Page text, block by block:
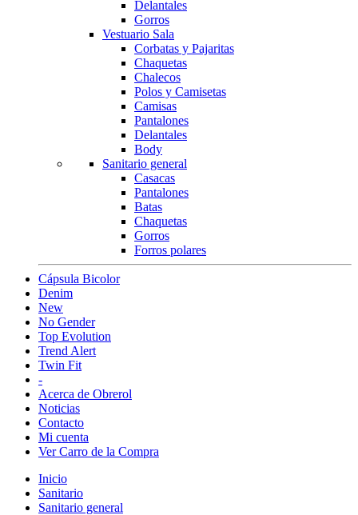
Delantales
Gorros
Vestuario Sala
Corbatas y Pajaritas
Chaquetas
Chalecos
Polos y Camisetas
Camisas
Pantalones
Delantales
Body
Sanitario general
Casacas
Pantalones
Batas
Chaquetas
Gorros
Forros polares
Cápsula Bicolor
Denim
New
No Gender
Top Evolution
Trend Alert
Twin Fit
-
Acerca de Obrerol
Noticias
Contacto
Mi cuenta
Ver Carro de la Compra
Inicio
Sanitario
Sanitario general